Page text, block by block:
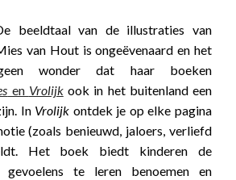
beeldtaal van de illustraties van
van Hout is ongeëvenaard en het
wonder dat haar boeken
en Vrolijkook in het buitenland een
In Vrolijk ontdek je op elke pagina
(zoals benieuwd, jaloers, verliefd
Het boek biedt kinderen de
gevoelens te leren benoemen en